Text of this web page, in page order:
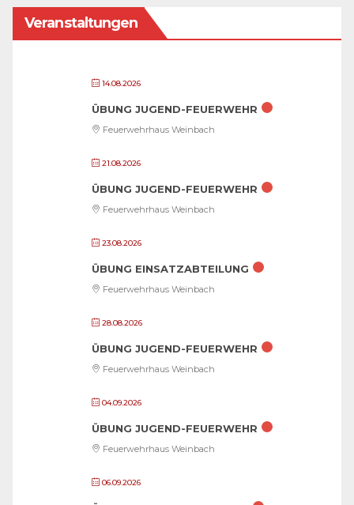
Veranstaltungen
14.08.2026
ÜBUNG JUGEND-FEUERWEHR
Feuerwehrhaus Weinbach
21.08.2026
ÜBUNG JUGEND-FEUERWEHR
Feuerwehrhaus Weinbach
23.08.2026
ÜBUNG EINSATZABTEILUNG
Feuerwehrhaus Weinbach
28.08.2026
ÜBUNG JUGEND-FEUERWEHR
Feuerwehrhaus Weinbach
04.09.2026
ÜBUNG JUGEND-FEUERWEHR
Feuerwehrhaus Weinbach
06.09.2026